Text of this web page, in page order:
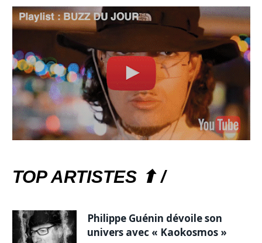
TOP ARTISTES ⬆ /
Philippe Guénin dévoile son
univers avec « Kaokosmos »